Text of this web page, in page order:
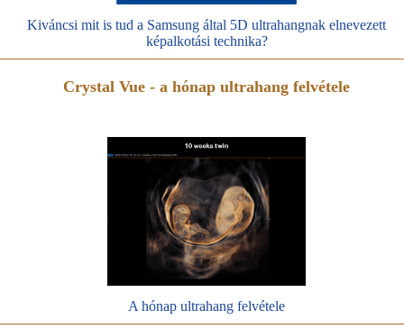
Kiváncsi mit is tud a Samsung által 5D ultrahangnak elnevezett
képalkotási technika?
Crystal Vue - a hónap ultrahang felvétele
A hónap ultrahang felvétele